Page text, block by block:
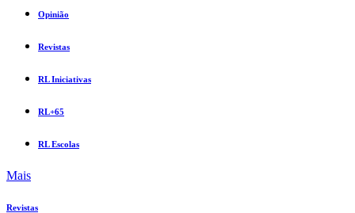
Opinião
Revistas
RL Iniciativas
RL+65
RL Escolas
Mais
Revistas